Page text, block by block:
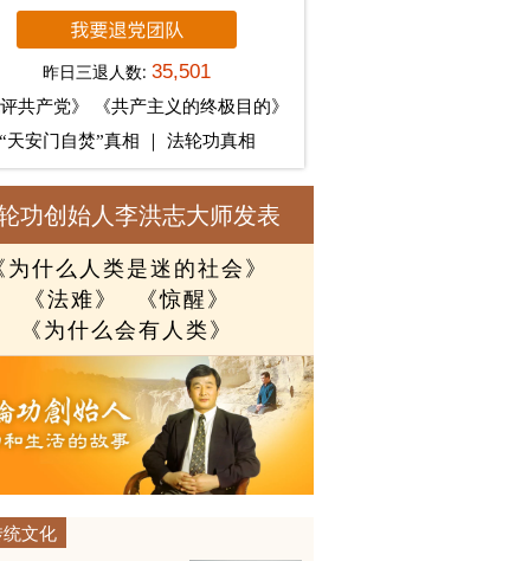
昨日三退人数:35,501
评共产党》
《共产主义的终极目的》
“天安门自焚”真相
法轮功真相
功创始人李洪志大师发表
为什么人类是迷的社会》
《法难》
《惊醒》
《为什么会有人类》
文化